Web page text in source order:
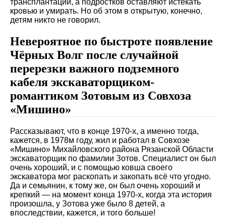
трансплантации, а подростков оставляют истекать
кровью и умирать. Но об этом в открытую, конечно,
детям никто не говорил.
Невероятное по быстроте появление
Чёрных Волг после случайной
перерезки важного подземного
кабеля экскаваторщиком-
романтиком Зотовым из Совхоза
«Мишино»
Рассказывают, что в конце 1970-х, а именно тогда,
кажется, в 1978м году, жил и работал в Совхозе
«Мишино» Михайловского района Рязанской Области
экскаваторщик по фамилии Зотов. Специалист он был
очень хороший, и с помощью ковша своего
экскаватора мог раскопать и закопать всё что угодно.
Да и семьянин, к тому же, он был очень хороший и
крепкий — на момент конца 1970-х, когда эта история
произошла, у Зотова уже было 8 детей, а
впоследствии, кажется, и того больше!